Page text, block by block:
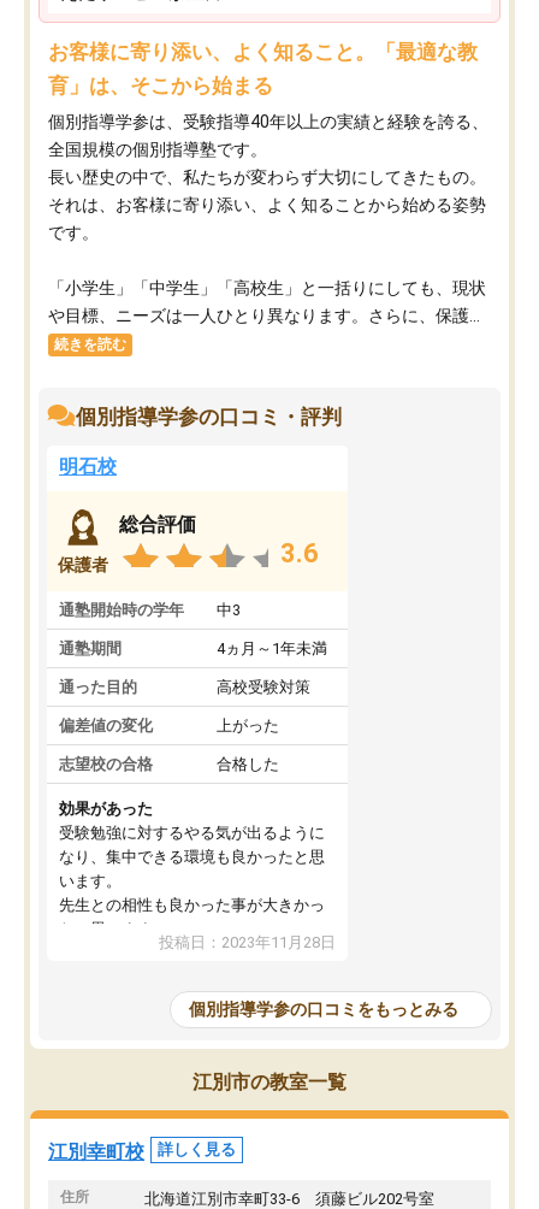
お客様に寄り添い、よく知ること。「最適な教
育」は、そこから始まる
個別指導学参は、受験指導40年以上の実績と経験を誇る、
全国規模の個別指導塾です。
長い歴史の中で、私たちが変わらず大切にしてきたもの。
それは、お客様に寄り添い、よく知ることから始める姿勢
です。
「小学生」「中学生」「高校生」と一括りにしても、現状
や目標、ニーズは一人ひとり異なります。さらに、保護...
続きを読む
個別指導学参の口コミ・評判
明石校
保護者
総合評価
3.6
通塾開始時の学年 中3
通塾期間 4ヵ月～1年未満
通った目的 高校受験対策
偏差値の変化 上がった
志望校の合格 合格した
効果があった
受験勉強に対するやる気が出るように
なり、集中できる環境も良かったと思
います。
先生との相性も良かった事が大きかっ
たと思います。
投稿日：2023年11月28日
個別指導学参の口コミをもっとみる
江別市の教室一覧
江別幸町校 詳しく見る
住所 北海道江別市幸町33-6 須藤ビル202号室